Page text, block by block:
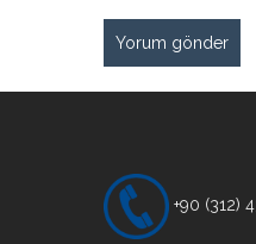
+90 (312)